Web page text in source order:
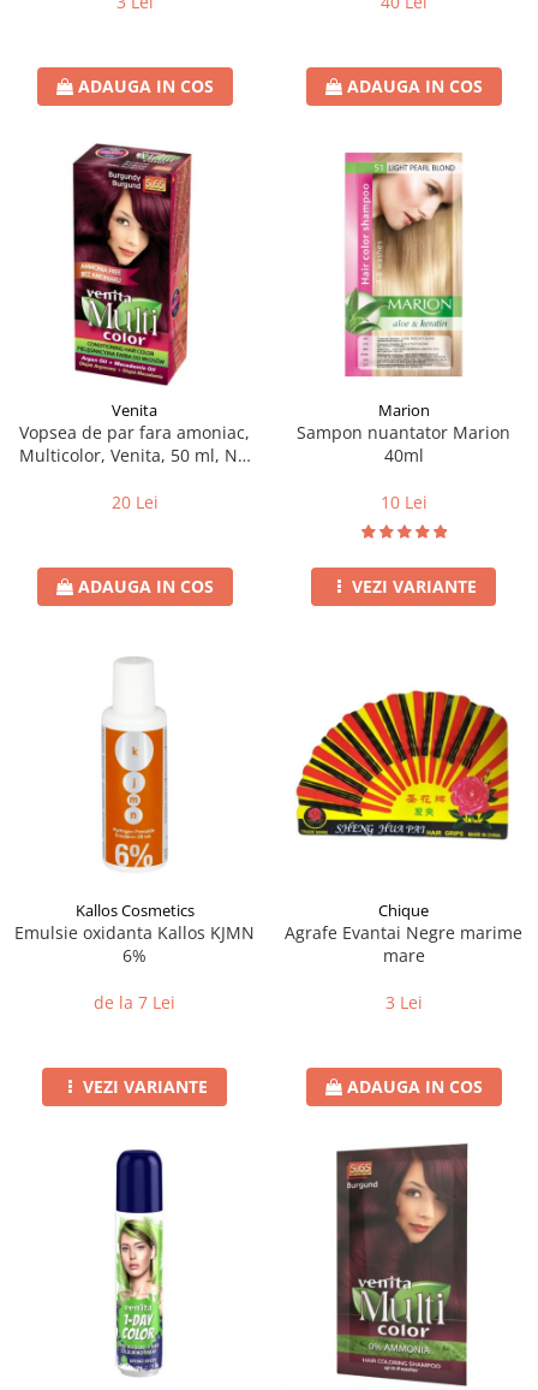
ADAUGA IN COS ADAUGA IN COS
Venita
Vopsea de par fara amoniac,
Multicolor, Venita, 50 ml, Nr.
20 Lei
ADAUGA IN COS
Marion
Sampon nuantator Marion
40ml
10 Lei
VEZI VARIANTE
Kallos Cosmetics
Emulsie oxidanta Kallos KJMN
6%
de la 7 Lei
VEZI VARIANTE
Chique
Agrafe Evantai Negre marime
mare
3 Lei
ADAUGA IN COS